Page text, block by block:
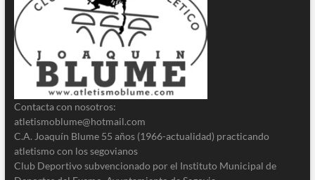
Contacta con nosotros:
atletismoblume@hotmail.com
C.A. Joaquín Blume 55 años (1966-actualidad) practicando
atletismo con los segovianos
Club Deportivo subvencionado por el Instituto Municipal de